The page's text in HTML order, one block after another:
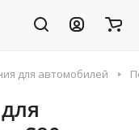
для автомобилей